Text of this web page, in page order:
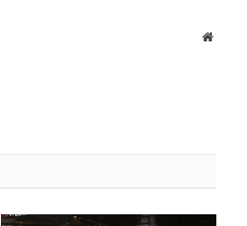
Website